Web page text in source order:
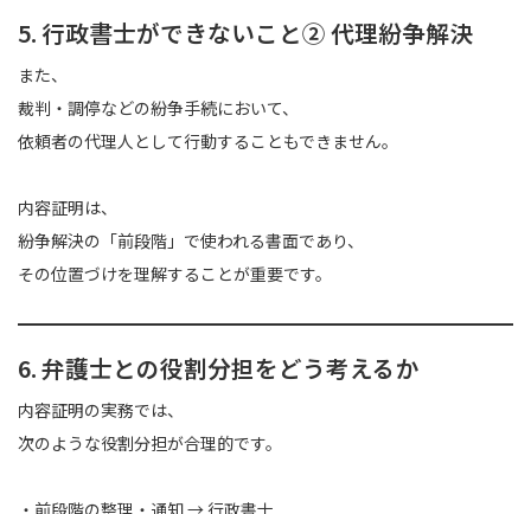
5. 行政書士ができないこと② 代理紛争解決
また、
裁判・調停などの紛争手続において、
依頼者の代理人として行動することもできません。
内容証明は、
紛争解決の「前段階」で使われる書面であり、
その位置づけを理解することが重要です。
6. 弁護士との役割分担をどう考えるか
内容証明の実務では、
次のような役割分担が合理的です。
・前段階の整理・通知 → 行政書士